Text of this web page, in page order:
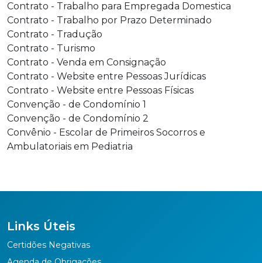
Contrato - Trabalho para Empregada Domestica
Contrato - Trabalho por Prazo Determinado
Contrato - Tradução
Contrato - Turismo
Contrato - Venda em Consignação
Contrato - Website entre Pessoas Jurídicas
Contrato - Website entre Pessoas Físicas
Convenção - de Condomínio 1
Convenção - de Condomínio 2
Convênio - Escolar de Primeiros Socorros e
Ambulatoriais em Pediatria
Links Úteis
Certidões Negativas